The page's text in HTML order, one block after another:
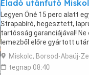
Eladó utánfutó
Legyen Öné 15 perc alatt
Strapabíró, hegesztett,
tartósság garanciájával! Ne
lemezből előre gyártott
megbízhatóságot a mi
Miskolc, Borsod-Abaúj-
tegnap 08:40